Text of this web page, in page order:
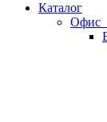
Каталог
Офис